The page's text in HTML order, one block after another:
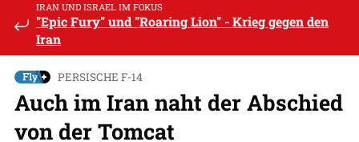
IRAN UND ISRAEL IM FOKUS
"Epic Fury" und "Roaring Lion" - Krieg gegen den
Iran
PERSISCHE F-14
Auch im Iran naht der Abschied
von der Tomcat